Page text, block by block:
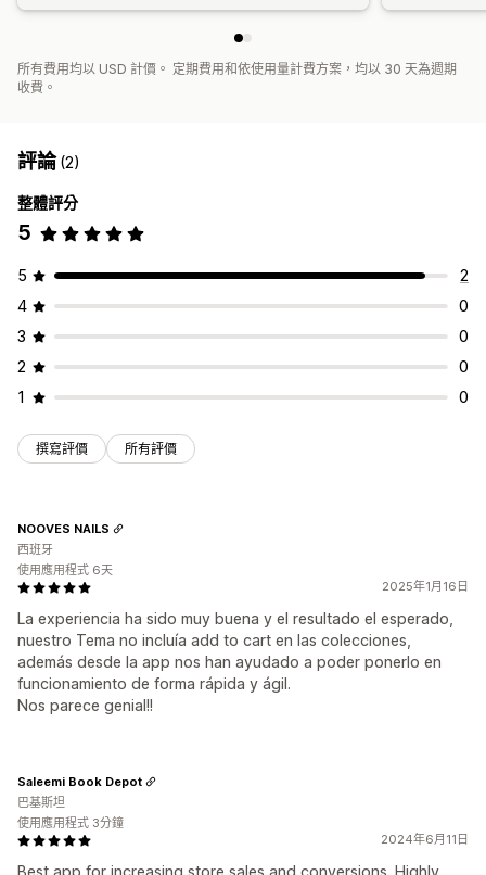
所有費用均以 USD 計價。 定期費用和依使用量計費方案，均以 30 天為週期
收費。
評論(2)
整體評分
5
5
2
4
0
3
0
2
0
1
0
撰寫評價 所有評價
2025年1月16日
La experiencia ha sido muy buena y el resultado el esperado,
nuestro Tema no incluía add to cart en las colecciones,
además desde la app nos han ayudado a poder ponerlo en
funcionamiento de forma rápida y ágil.
Nos parece genial!!
NOOVES NAILS
西班牙
使用應用程式 6天
2024年6月11日
Saleemi Book Depot
巴基斯坦
使用應用程式 3分鐘